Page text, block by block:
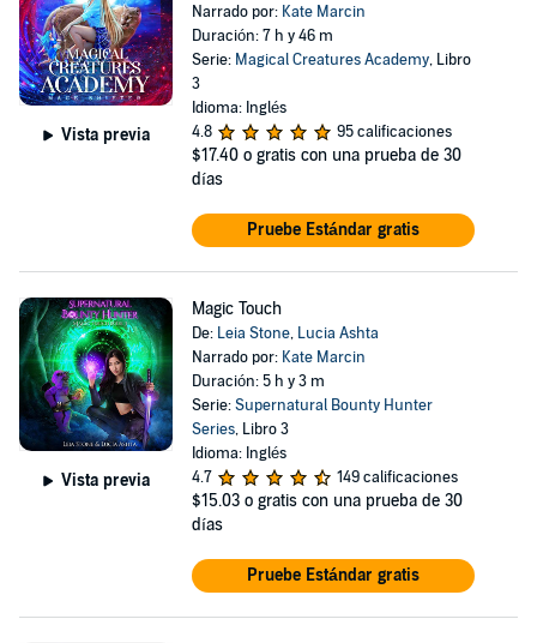
Vista previa
Narrado por: Kate Marcin
Duración: 7 h y 46 m
Serie: Magical Creatures Academy, Libro
3
Idioma: Inglés
4.8
95 calificaciones
$17.40 o gratis con una prueba de 30
días
Pruebe Estándar gratis
Vista previa
Magic Touch
De: Leia Stone, Lucia Ashta
Narrado por: Kate Marcin
Duración: 5 h y 3 m
Serie:Supernatural Bounty Hunter
Series, Libro 3
Idioma: Inglés
4.7
149 calificaciones
$15.03 o gratis con una prueba de 30
días
Pruebe Estándar gratis